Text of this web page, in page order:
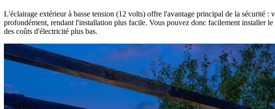
L'éclairage extérieur à basse tension (12 volts) offre l'avantage principal de la sécurité :
profondément, rendant l'installation plus facile. Vous pouvez donc facilement installer
des coûts d'électricité plus bas.